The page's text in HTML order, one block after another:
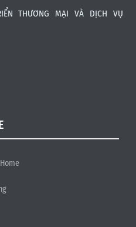
THƯƠNG MẠI VÀ DỊCH VỤ